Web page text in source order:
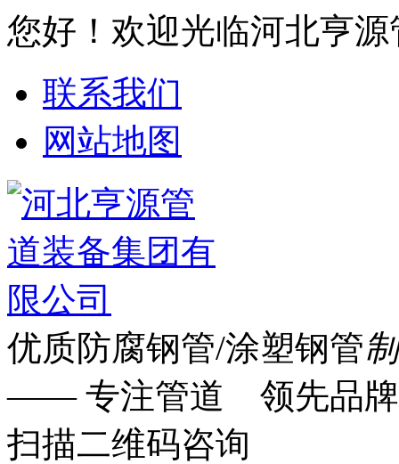
您好！欢迎光临河北亨
联系我们
网站地图
优质防腐钢管/涂塑钢管
—— 专注管道 领先品
扫描二维码咨询